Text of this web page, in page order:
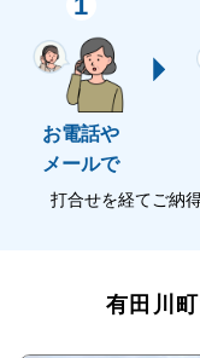
自然に
有田川町清水斎場
山の中にある斎場
山の景色を眺め
お電話や
メールで
打合せを経てご納
有田川